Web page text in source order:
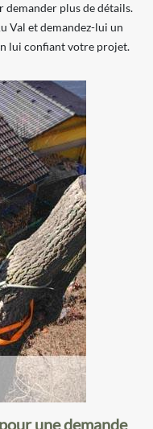
demander plus de détails.
Val et demandez-lui un
lui confiant votre projet.
une demande